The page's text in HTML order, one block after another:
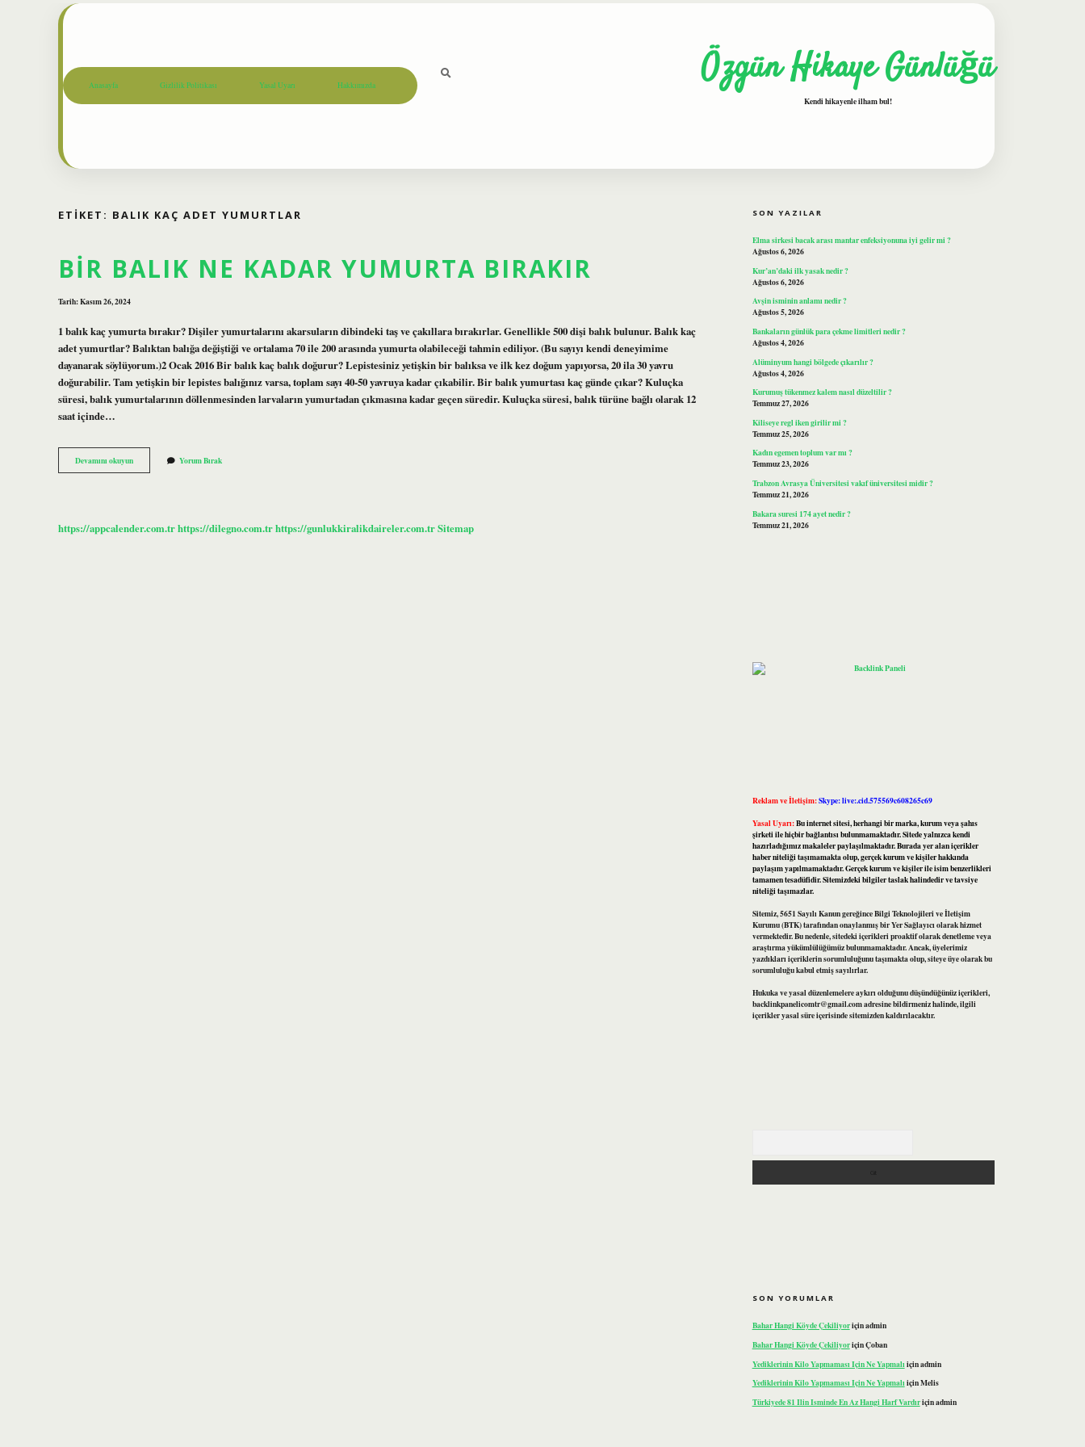
Anasayfa Gizlilik Politikası Yasal Uyarı Hakkımızda Özgün Hikaye Günlüğü
Kendi hikayenle ilham bul!
ETIKET: BALIK KAÇ ADET YUMURTLAR
BIR BALIK NE KADAR YUMURTA BIRAKIR
Tarih: Kasım 26, 2024
1 balık kaç yumurta bırakır? Dişiler yumurtalarını akarsuların dibindeki taş ve çakıllara bırakırlar. Genellikle 500 dişi balık bulunur. Balık kaç
adet yumurtlar? Balıktan balığa değiştiği ve ortalama 70 ile 200 arasında yumurta olabileceği tahmin ediliyor. (Bu sayıyı kendi deneyimime
dayanarak söylüyorum.)2 Ocak 2016 Bir balık kaç balık doğurur? Lepistesiniz yetişkin bir balıksa ve ilk kez doğum yapıyorsa, 20 ila 30 yavru
doğurabilir. Tam yetişkin bir lepistes balığınız varsa, toplam sayı 40-50 yavruya kadar çıkabilir. Bir balık yumurtası kaç günde çıkar? Kuluçka
süresi, balık yumurtalarının döllenmesinden larvaların yumurtadan çıkmasına kadar geçen süredir. Kuluçka süresi, balık türüne bağlı olarak 12
saat içinde…
Devamını okuyunBir
Balık
Yorum Bırak
https://appcalender.com.trhttps://dilegno.com.trhttps://gunlukkiralikdaireler.com.trSitemap
SON YAZILAR
Elma sirkesi bacak arası mantar enfeksiyonuna iyi gelir mi ?
Ağustos 6, 2026
Kur’an’daki ilk yasak nedir ?
Ağustos 6, 2026
Avşin isminin anlamı nedir ?
Ağustos 5, 2026
Bankaların günlük para çekme limitleri nedir ?
Ağustos 4, 2026
Alüminyum hangi bölgede çıkarılır ?
Ağustos 4, 2026
Kurumuş tükenmez kalem nasıl düzeltilir ?
Temmuz 27, 2026
Kiliseye regl iken girilir mi ?
Temmuz 25, 2026
Kadın egemen toplum var mı ?
Temmuz 23, 2026
Trabzon Avrasya Üniversitesi vakıf üniversitesi midir ?
Temmuz 21, 2026
Bakara suresi 174 ayet nedir ?
Temmuz 21, 2026
Reklam ve İletişim:Skype: live:.cid.575569c608265c69
Yasal Uyarı:Bu internet sitesi, herhangi bir marka, kurum veya şahıs
şirketi ile hiçbir bağlantısı bulunmamaktadır. Sitede yalnızca kendi
hazırladığımız makaleler paylaşılmaktadır. Burada yer alan içerikler
haber niteliği taşımamakta olup, gerçek kurum ve kişiler hakkında
paylaşım yapılmamaktadır. Gerçek kurum ve kişiler ile isim benzerlikleri
tamamen tesadüfidir. Sitemizdeki bilgiler taslak halindedir ve tavsiye
niteliği taşımazlar.
Sitemiz, 5651 Sayılı Kanun gereğince Bilgi Teknolojileri ve İletişim
Kurumu (BTK) tarafından onaylanmış bir Yer Sağlayıcı olarak hizmet
vermektedir. Bu nedenle, sitedeki içerikleri proaktif olarak denetleme veya
araştırma yükümlülüğümüz bulunmamaktadır. Ancak, üyelerimiz
yazdıkları içeriklerin sorumluluğunu taşımakta olup, siteye üye olarak bu
sorumluluğu kabul etmiş sayılırlar.
Hukuka ve yasal düzenlemelere aykırı olduğunu düşündüğünüz içerikleri,
backlinkpanelicomtr@gmail.comadresine bildirmeniz halinde, ilgili
içerikler yasal süre içerisinde sitemizden kaldırılacaktır.
SON YORUMLAR
Bahar Hangi Köyde Çekiliyoriçinadmin
Bahar Hangi Köyde ÇekiliyoriçinÇoban
Yediklerinin Kilo Yapmaması Için Ne Yapmalı içinadmin
Yediklerinin Kilo Yapmaması Için Ne YapmalıiçinMelis
Türkiyede 81 Ilin Isminde En Az Hangi Harf Vardıriçinadmin